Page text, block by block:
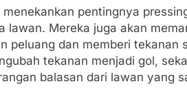
pentingnya
lawan. Mereka juga akan
peluang dan memberi tekanan
tekanan menjadi gol,
balasan dari lawan yang